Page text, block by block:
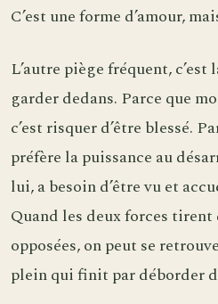
C’est une forme d’amour,
L’autre piège fréquent,
garder dedans. Parce que
c’est risquer d’être blessé.
préfère la puissance au
lui, a besoin d’être vu et
Quand les deux forces
opposées, on peut se
plein qui finit par déborder